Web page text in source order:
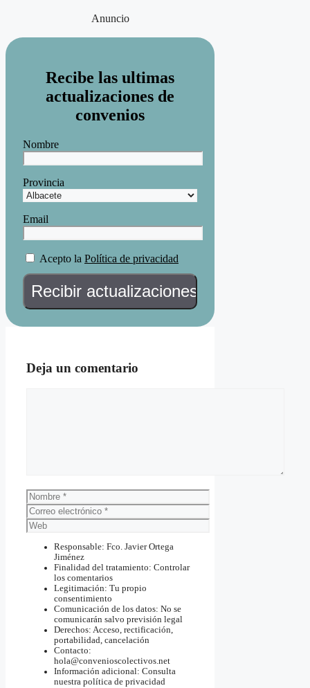
Anuncio
Recibe las ultimas
actualizaciones de
convenios
Nombre
Provincia
Email
Acepto la Política de privacidad
Deja un comentario
Nombre
Correo
electrónico
Web
Responsable: Fco. Javier Ortega
Jiménez
Finalidad del tratamiento: Controlar
los comentarios
Legitimación: Tu propio
consentimiento
Comunicación de los datos: No se
comunicarán salvo previsión legal
Derechos: Acceso, rectificación,
portabilidad, cancelación
Contacto:
hola@convenioscolectivos.net
Información adicional: Consulta
nuestra política de privacidad